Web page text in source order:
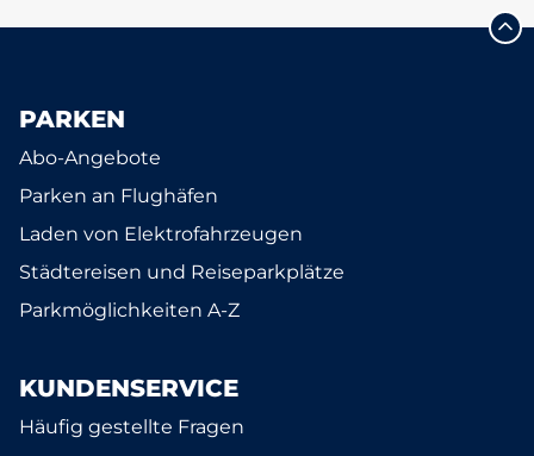
PARKEN
Abo-Angebote
Parken an Flughäfen
Laden von Elektrofahrzeugen
Städtereisen und Reiseparkplätze
Parkmöglichkeiten A-Z
KUNDENSERVICE
Häufig gestellte Fragen